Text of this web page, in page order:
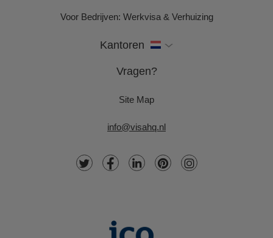
Voor Bedrijven: Werkvisa & Verhuizing
Kantoren
Vragen?
Site Map
info@visahq.nl